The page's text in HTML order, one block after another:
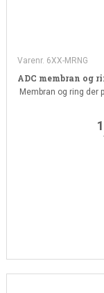
Varenr. 6XX-MRNG
ADC membran og
Membran og ring der